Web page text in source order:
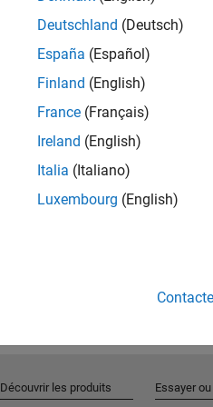
Deutschland (Deutsch)
España (Español)
Finland (English)
France (Français)
Ireland (English)
Italia (Italiano)
Luxembourg (English)
Découvrir les produits Essayer